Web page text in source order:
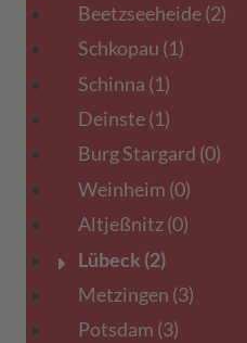
Beetzseeheide(2)
Schkopau (1)
Schinna (1)
Deinste(1)
Burg Stargard (0)
Weinheim (0)
Altjeßnitz(0)
Lübeck (2)
Metzingen (3)
Potsdam (3)